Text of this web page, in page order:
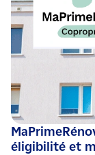
éligibilité et